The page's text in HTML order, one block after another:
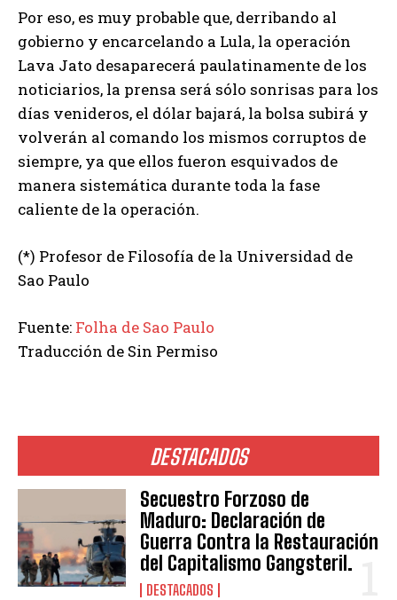
DESTACADOS
Secuestro Forzoso de
Maduro: Declaración de
Guerra Contra la Restauración
del Capitalismo Gangsteril.
DESTACADOS
Por eso, es muy probable que, derribando al
gobierno y encarcelando a Lula, la operación
Lava Jato desaparecerá paulatinamente de los
noticiarios, la prensa será sólo sonrisas para los
días venideros, el dólar bajará, la bolsa subirá y
volverán al comando los mismos corruptos de
siempre, ya que ellos fueron esquivados de
manera sistemática durante toda la fase
caliente de la operación.
(*) Profesor de Filosofía de la Universidad de
Sao Paulo
Fuente: Folha de Sao Paulo
Traducción de Sin Permiso